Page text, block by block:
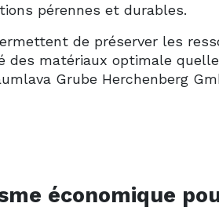
pérennes et durables.
de préserver les
matériaux optimale
Grube Herchenberg
économique